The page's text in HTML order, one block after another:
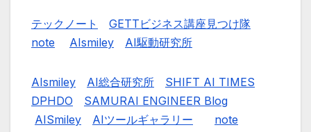
テックノート
GETTビジネス講座見つけ隊
note
AIsmiley AI駆動研究所
AIsmiley AI総合研究所
SHIFT AI TIMES
DPHDO
SAMURAI ENGINEER Blog
AISmiley
AIツールギャラリー
note